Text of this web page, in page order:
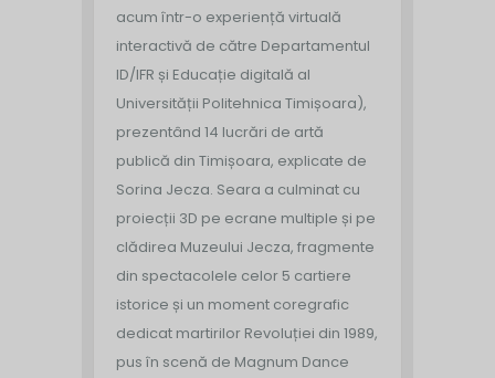
acum într-o experiență virtuală
interactivă de către Departamentul
ID/IFR și Educație digitală al
Universității Politehnica Timișoara),
prezentând 14 lucrări de artă
publică din Timișoara, explicate de
Sorina Jecza. Seara a culminat cu
proiecții 3D pe ecrane multiple și pe
clădirea Muzeului Jecza, fragmente
din spectacolele celor 5 cartiere
istorice și un moment coregrafic
dedicat martirilor Revoluției din 1989,
pus în scenă de Magnum Dance